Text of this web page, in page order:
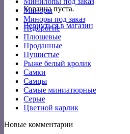
Корзина пуста.
Вернуться в магазин
Миноры
Миноры под заказ
Недорогие
Плюшевые
Проданные
Пушистые
Рыже белый кролик
Самки
Самцы
Самые миниатюрные
Серые
Цветной карлик
Новые комментарии